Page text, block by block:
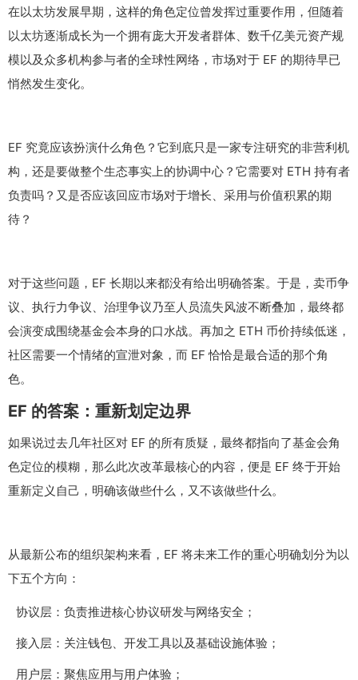
在以太坊发展早期，这样的角色定位曾发挥过重要作用，但随着
以太坊逐渐成长为一个拥有庞大开发者群体、数千亿美元资产规
模以及众多机构参与者的全球性网络，市场对于 EF 的期待早已
悄然发生变化。
EF 究竟应该扮演什么角色？它到底只是一家专注研究的非营利机
构，还是要做整个生态事实上的协调中心？它需要对 ETH 持有者
负责吗？又是否应该回应市场对于增长、采用与价值积累的期
待？
对于这些问题，EF 长期以来都没有给出明确答案。于是，卖币争
议、执行力争议、治理争议乃至人员流失风波不断叠加，最终都
会演变成围绕基金会本身的口水战。再加之 ETH 币价持续低迷，
社区需要一个情绪的宣泄对象，而 EF 恰恰是最合适的那个角
色。
EF 的答案：重新划定边界
如果说过去几年社区对 EF 的所有质疑，最终都指向了基金会角
色定位的模糊，那么此次改革最核心的内容，便是 EF 终于开始
重新定义自己，明确该做些什么，又不该做些什么。
从最新公布的组织架构来看，EF 将未来工作的重心明确划分为以
下五个方向：
协议层：负责推进核心协议研发与网络安全；
接入层：关注钱包、开发工具以及基础设施体验；
用户层：聚焦应用与用户体验；